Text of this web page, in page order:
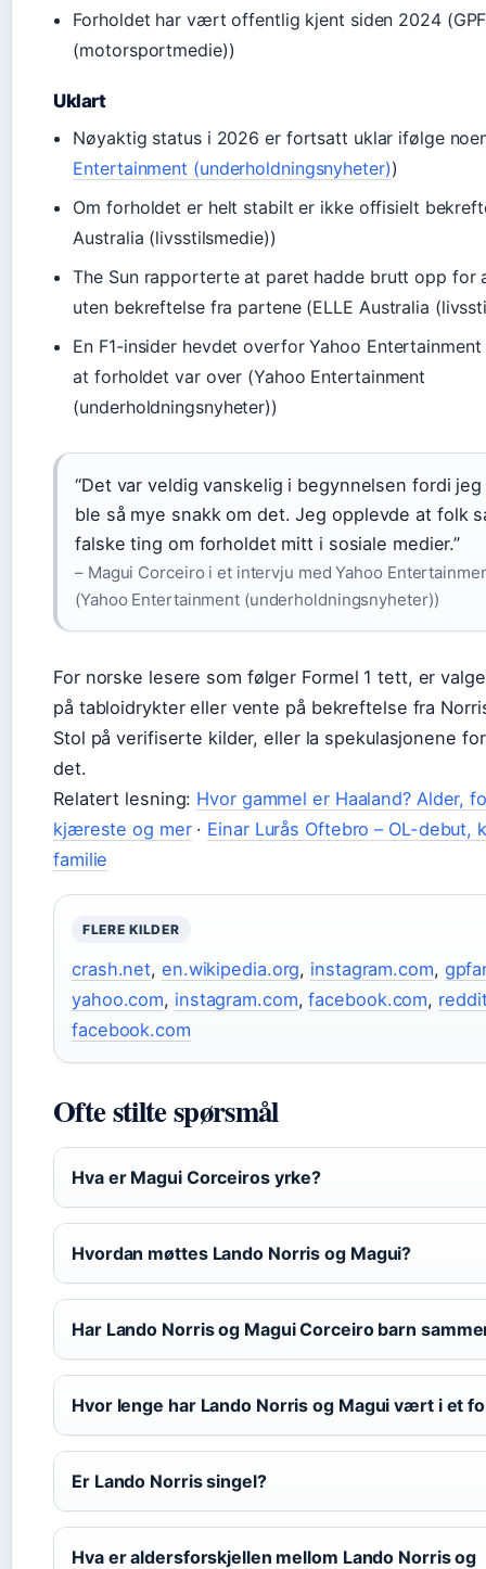
Forholdet har vært offentlig kjent siden 2024
(motorsportmedie))
Uklart
Nøyaktig status i 2026 er fortsatt uklar ifølge
Entertainment (underholdningsnyheter))
Om forholdet er helt stabilt er ikke offisielt
Australia (livsstilsmedie))
The Sun rapporterte at paret hadde brutt opp for
uten bekreftelse fra partene (ELLE Australia
En F1-insider hevdet overfor Yahoo
at forholdet var over (Yahoo Entertainment
(underholdningsnyheter))
“Det var veldig vanskelig i begynnelsen fordi
ble så mye snakk om det. Jeg opplevde at folk
falske ting om forholdet mitt i sosiale medier.”
– Magui Corceiro i et intervju med Yahoo
(Yahoo Entertainment (underholdningsnyheter))
For norske lesere som følger Formel 1 tett, er
på tabloidrykter eller vente på bekreftelse fra
Stol på verifiserte kilder, eller la spekulasjonene
det.
Relatert lesning: Hvor gammel er Haaland? Alder,
kjæreste og mer· Einar Lurås Oftebro – OL-debut,
familie
FLERE KILDER
crash.net, en.wikipedia.org, instagram.com,
yahoo.com, instagram.com,facebook.com,
facebook.com
Ofte stilte spørsmål
Hva er Magui Corceiros yrke?
Hvordan møttes Lando Norris og Magui?
Har Lando Norris og Magui Corceiro barn
Hvor lenge har Lando Norris og Magui vært i et
Er Lando Norris singel?
Hva er aldersforskjellen mellom Lando Norris og